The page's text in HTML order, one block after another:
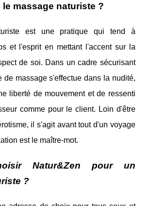
massage naturiste ?
est une pratique qui tend à
et l'esprit en mettant l'accent sur la
de soi. Dans un cadre sécurisant
de massage s'effectue dans la nudité,
liberté de mouvement et de ressenti
comme pour le client. Loin d'être
il s'agit avant tout d'un voyage
est le maître-mot.
Natur&Zen pour un
?